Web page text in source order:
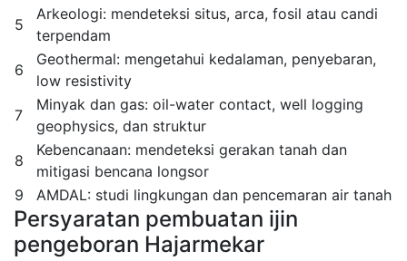
5
Arkeologi: mendeteksi situs, arca, fosil atau candi
terpendam
6
Geothermal: mengetahui kedalaman, penyebaran,
low resistivity
7
Minyak dan gas: oil-water contact, well logging
geophysics, dan struktur
8
Kebencanaan: mendeteksi gerakan tanah dan
mitigasi bencana longsor
9
AMDAL: studi lingkungan dan pencemaran air tanah
Persyaratan pembuatan ijin
pengeboran Hajarmekar